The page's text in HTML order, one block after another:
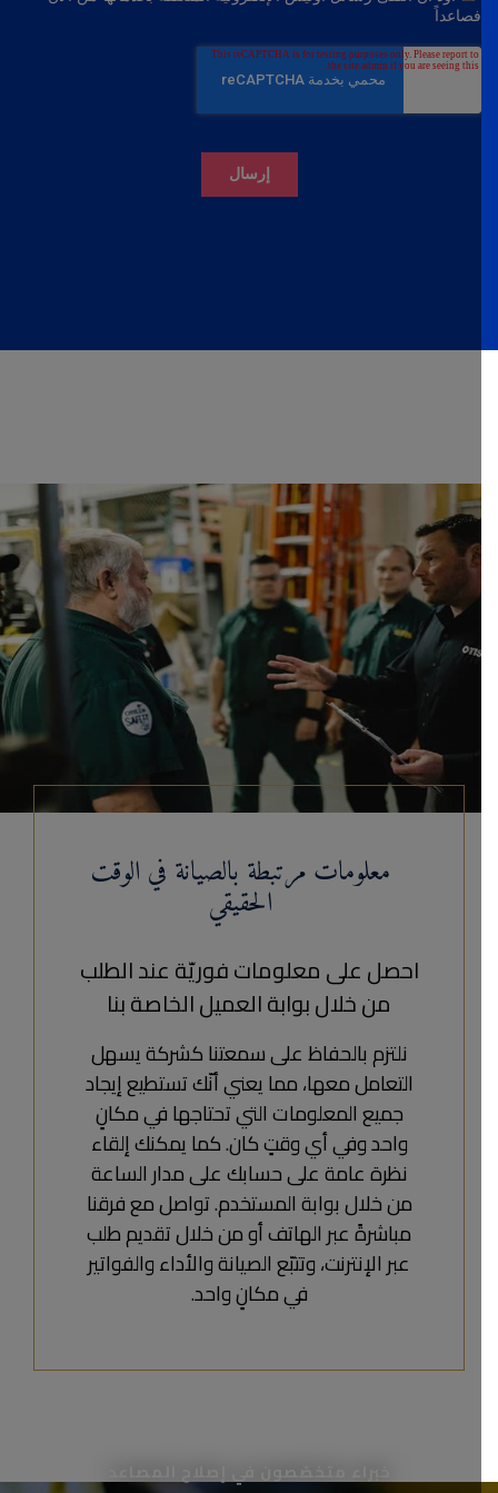
معلومات مرتبطة بالصيانة في الوقت
الحقيقي
احصل على معلومات فوريّة عند الطلب
من خلال بوابة العميل الخاصة بنا
نلتزم بالحفاظ على سمعتنا كشركة يسهل
التعامل معها، مما يعني أنّك تستطيع إيجاد
جميع المعلومات التي تحتاجها في مكانٍ
واحد وفي أي وقتٍ كان. كما يمكنك إلقاء
نظرة عامة على حسابك على مدار الساعة
من خلال بوابة المستخدم. تواصل مع فرقنا
مباشرةً عبر الهاتف أو من خلال تقديم طلب
عبر الإنترنت، وتتبّع الصيانة والأداء والفواتير
في مكانٍ واحد.